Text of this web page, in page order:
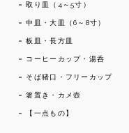
取り皿（4～5寸）
中皿・大皿（6～8寸）
板皿・長方皿
コーヒーカップ・湯呑
そば猪口・フリーカップ
箸置き・カメ壺
【一点もの】